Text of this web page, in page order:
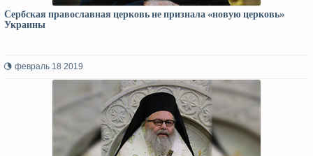
Сербская православная церковь не признала «новую церковь»
Украины
февраль 18 2019